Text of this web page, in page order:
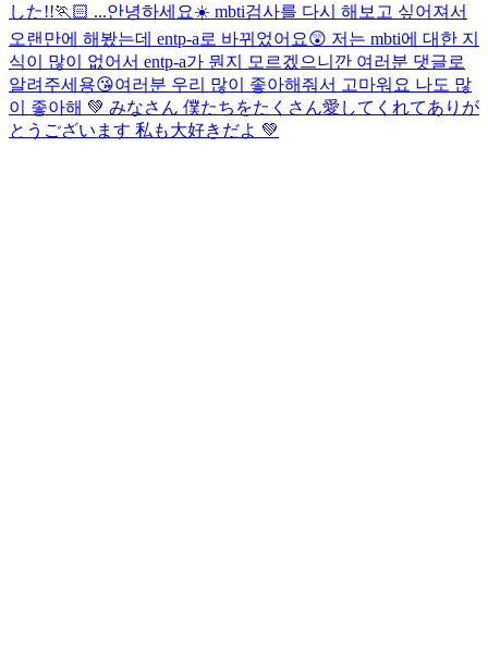
した!!🏃🏻 ...안녕하세요☀️ mbti검사를 다시 해보고 싶어져서
오랜만에 해봤는데 entp-a로 바뀌었어요😲 저는 mbti에 대한 지
식이 많이 없어서 entp-a가 뭔지 모르겠으니깐 여러분 댓글로
알려주세용😘여러분 우리 많이 좋아해줘서 고마워요 나도 많
이 좋아해 💚 みなさん 僕たちをたくさん愛してくれてありが
とうございます 私も大好きだよ 💚